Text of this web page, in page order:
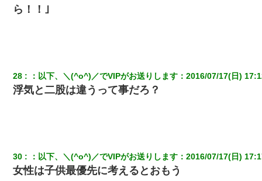
ら！！｣
28 ： 以下、＼(^o^)／でVIPがお送りします ：2016/07/17(日)
浮気と二股は違うって事だろ？
30 ： 以下、＼(^o^)／でVIPがお送りします ：2016/07/17(日)
女性は子供最優先に考えるとおもう